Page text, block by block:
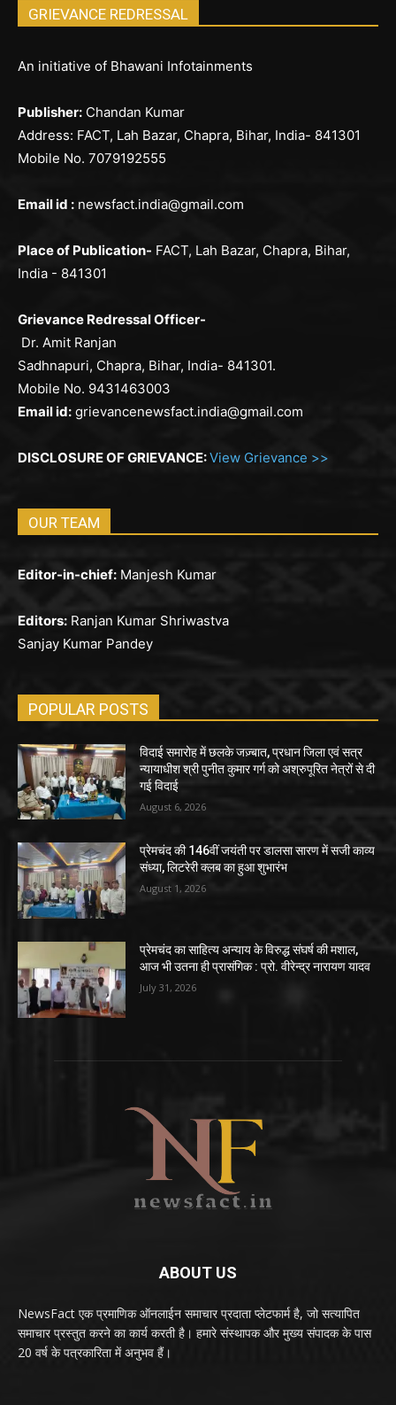
GRIEVANCE REDRESSAL
An initiative of Bhawani Infotainments
Publisher: Chandan Kumar
Address: FACT, Lah Bazar, Chapra, Bihar, India- 841301
Mobile No. 7079192555
Email id : newsfact.india@gmail.com
Place of Publication- FACT, Lah Bazar, Chapra, Bihar,
India - 841301
Grievance Redressal Officer-
Dr. Amit Ranjan
Sadhnapuri, Chapra, Bihar, India- 841301.
Mobile No. 9431463003
Email id: grievancenewsfact.india@gmail.com
DISCLOSURE OF GRIEVANCE:View Grievance >>
OUR TEAM
Editor-in-chief: Manjesh Kumar
Editors: Ranjan Kumar Shriwastva
Sanjay Kumar Pandey
POPULAR POSTS
विदाई समारोह में छलके जज़्बात, प्रधान जिला एवं सत्र
न्यायाधीश श्री पुनीत कुमार गर्ग को अश्रुपूरित नेत्रों से दी
गई विदाई
August 6, 2026
प्रेमचंद की 146वीं जयंती पर डालसा सारण में सजी काव्य
संध्या, लिटरेरी क्लब का हुआ शुभारंभ
August 1, 2026
प्रेमचंद का साहित्य अन्याय के विरुद्ध संघर्ष की मशाल,
आज भी उतना ही प्रासंगिक : प्रो. वीरेन्द्र नारायण यादव
July 31, 2026
ABOUT US
NewsFact एक प्रमाणिक ऑनलाईन समाचार प्रदाता प्लेटफार्म है, जो सत्यापित
समाचार प्रस्तुत करने का कार्य करती है। हमारे संस्थापक और मुख्य संपादक के पास
20 वर्ष के पत्रकारिता में अनुभव हैं।